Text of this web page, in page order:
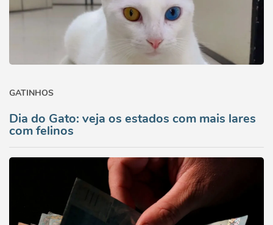
GATINHOS
Dia do Gato: veja os estados com mais lares
com felinos